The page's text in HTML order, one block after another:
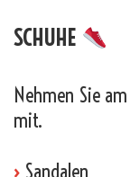
SCHUHE
Nehmen Sie
mit.
› Sandalen